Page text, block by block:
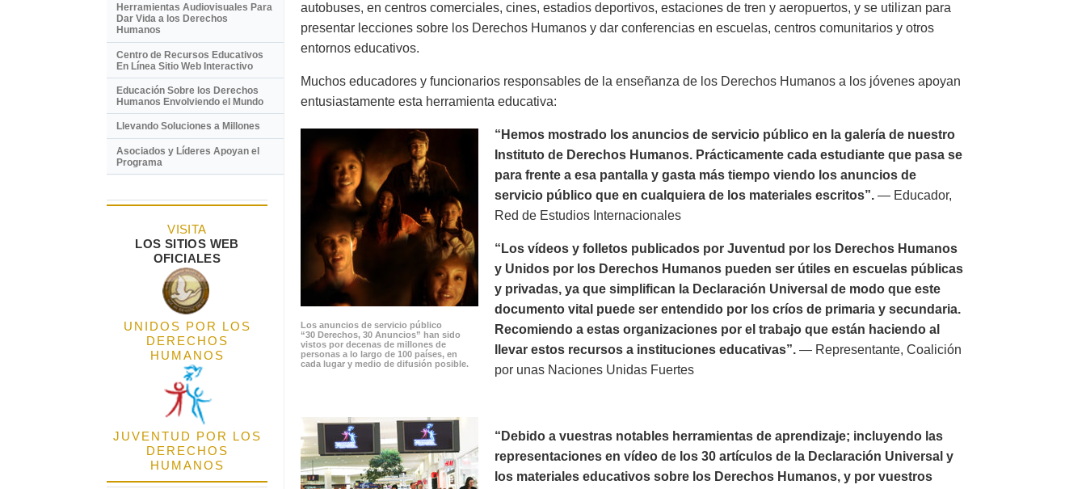
autobuses, en centros comerciales, cines, estadios deportivos, estaciones de tren y aeropuertos, y se utilizan para
presentar lecciones sobre los Derechos Humanos y dar conferencias en escuelas, centros comunitarios y otros
entornos educativos.
Muchos educadores y funcionarios responsables de la enseñanza de los Derechos Humanos a los jóvenes apoyan
entusiastamente esta herramienta educativa:
Los anuncios de servicio público
“30 Derechos, 30 Anuncios” han sido
vistos por decenas de millones de
personas a lo largo de 100 países, en
cada lugar y medio de difusión posible.
“Hemos mostrado los anuncios de servicio público en la galería de nuestro
Instituto de Derechos Humanos. Prácticamente cada estudiante que pasa se
para frente a esa pantalla y gasta más tiempo viendo los anuncios de
servicio público que en cualquiera de los materiales escritos”. — Educador,
Red de Estudios Internacionales
“Los vídeos y folletos publicados por Juventud por los Derechos Humanos
y Unidos por los Derechos Humanos pueden ser útiles en escuelas públicas
y privadas, ya que simplifican la Declaración Universal de modo que este
documento vital puede ser entendido por los críos de primaria y secundaria.
Recomiendo a estas organizaciones por el trabajo que están haciendo al
llevar estos recursos a instituciones educativas”. — Representante, Coalición
por unas Naciones Unidas Fuertes
“Debido a vuestras notables herramientas de aprendizaje; incluyendo las
representaciones en vídeo de los 30 artículos de la Declaración Universal y
los materiales educativos sobre los Derechos Humanos, y por vuestros
Herramientas Audiovisuales Para
Dar Vida a los Derechos
Humanos
Centro de Recursos Educativos
En Línea Sitio Web Interactivo
Educación Sobre los Derechos
Humanos Envolviendo el Mundo
Llevando Soluciones a Millones
Asociados y Líderes Apoyan el
Programa
VISITA
LOS SITIOS WEB
OFICIALES
UNIDOS POR LOS
DERECHOS
HUMANOS
JUVENTUD POR LOS
DERECHOS
HUMANOS